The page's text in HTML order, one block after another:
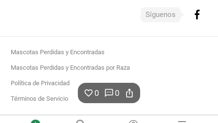
favorite_border 0 sms 0 ios_share
Síguenos
Mascotas Perdidas y Encontradas
Mascotas Perdidas y Encontradas por Raza
Política de Privacidad
Términos de Servicio